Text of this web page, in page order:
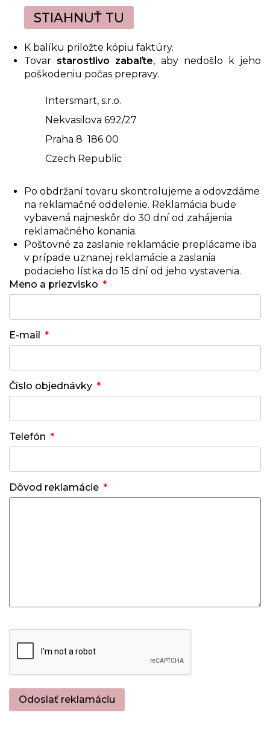
STIAHNUŤ TU
K balíku priložte kópiu faktúry.
Tovar starostlivo zabaľte, aby nedošlo k jeho
poškodeniu počas prepravy.
Intersmart, s.r.o.
Nekvasilova 692/27
Praha 8 186 00
Czech Republic
Po obdržaní tovaru skontrolujeme a odovzdáme
na reklamačné oddelenie. Reklamácia bude
vybavená najneskôr do 30 dní od zahájenia
reklamačného konania.
Poštovné za zaslanie reklamácie preplácame iba
v prípade uznanej reklamácie a zaslania
podacieho lístka do 15 dní od jeho vystavenia.
Meno a priezvisko
E-mail
Číslo objednávky
Telefón
Dôvod reklamácie
Odoslať reklamáciu